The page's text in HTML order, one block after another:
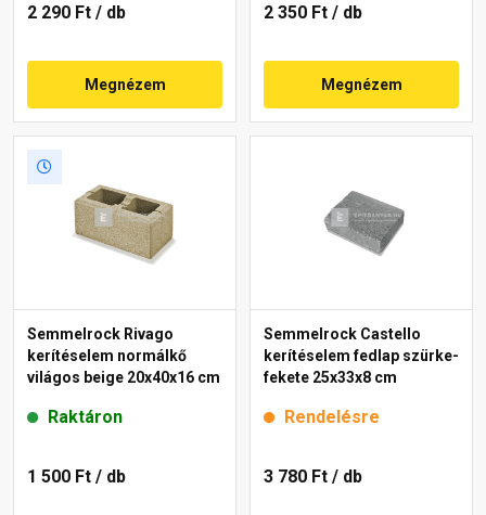
2 290 Ft / db
Megnézem
2 350 Ft / db
Megnézem
Semmelrock Rivago
kerítéselem normálkő
világos beige 20x40x16 cm
Raktáron
1 500 Ft / db
Semmelrock Castello
kerítéselem fedlap szürke-
fekete 25x33x8 cm
Rendelésre
3 780 Ft / db